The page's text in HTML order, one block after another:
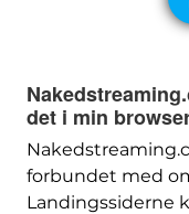
det i min
forbundet med
Landingssiderne